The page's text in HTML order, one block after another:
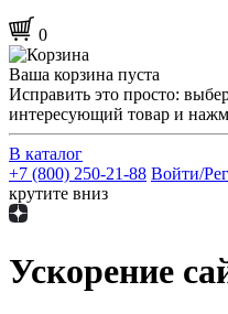
0
Ваша корзина пуста
Исправить это просто:
интересующий товар и
В каталог
+7 (800) 250-21-88 Войти/
крутите вниз
Ускорение